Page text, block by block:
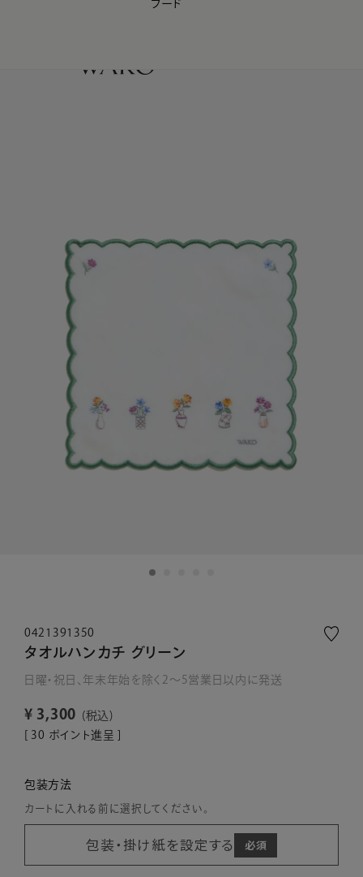
【会員様限定】夏のプレゼントキャンペーン開催中
フード
0421391350
タオルハンカチ グリーン
日曜・祝日、年末年始を除く2～5営業日以内に発送
¥ 3,300
税込
30 ポイント進呈 ]
包装方法
カートに入れる前に選択してください。
包装・掛け紙を設定する